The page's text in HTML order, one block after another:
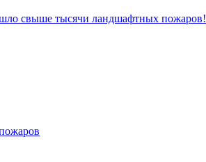
свыше тысячи ландшафтных пожаров!